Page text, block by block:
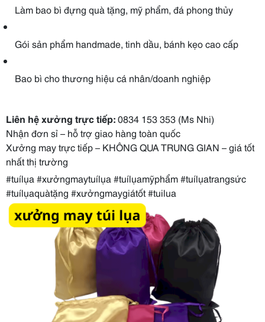
Làm bao bì đựng quà tặng, mỹ phẩm, đá phong thủy
Gói sản phẩm handmade, tinh dầu, bánh kẹo cao cấp
Bao bì cho thương hiệu cá nhân/doanh nghiệp
Liên hệ xưởng trực tiếp:0834 153 353 (Ms Nhi)
Nhận đơn sỉ – hỗ trợ giao hàng toàn quốc
Xưởng may trực tiếp – KHÔNG QUA TRUNG GIAN – giá tốt
nhất thị trường
#tuílụa #xưởngmaytuílụa #tuílụamỹphẩm #tuílụatrangsức
#tuílụaquàtặng #xưởngmaygiátốt #tuilua